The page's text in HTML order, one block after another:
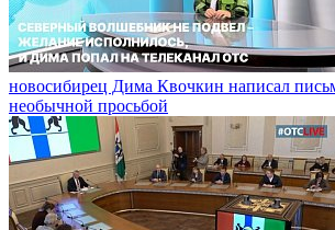
новосибирец Дима Квочкин написал
необычной просьбой